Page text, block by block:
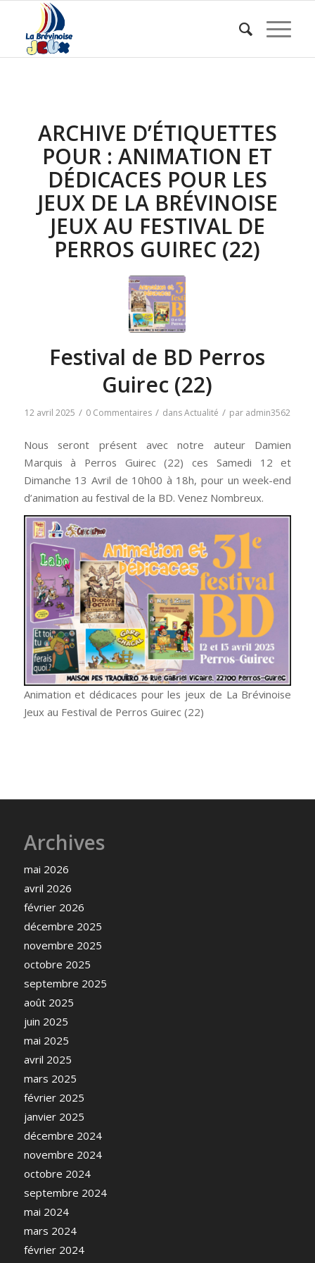
ARCHIVE D’ÉTIQUETTES
POUR :ANIMATION ET
DÉDICACES POUR LES
JEUX DE LA BRÉVINOISE
JEUX AU FESTIVAL DE
PERROS GUIREC (22)
Festival de BD Perros
Guirec (22)
12 avril 2025 / 0 Commentaires / dansActualité / par admin3562
Nous seront présent avec notre auteur Damien
Marquis à Perros Guirec (22) ces Samedi 12 et
Dimanche 13 Avril de 10h00 à 18h, pour un week-end
d’animation au festival de la BD. Venez Nombreux.
Animation et dédicaces pour les jeux de La Brévinoise
Jeux au Festival de Perros Guirec (22)
Archives
mai 2026
avril 2026
février 2026
décembre 2025
novembre 2025
octobre 2025
septembre 2025
août 2025
juin 2025
mai 2025
avril 2025
mars 2025
février 2025
janvier 2025
décembre 2024
novembre 2024
octobre 2024
septembre 2024
mai 2024
mars 2024
février 2024